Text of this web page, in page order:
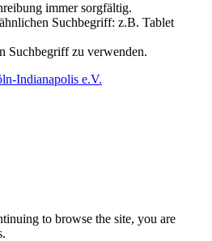
immer sorgfältig.
Suchbegriff: z.B. Tablet
Suchbegriff zu verwenden.
Indianapolis e.V.
to browse the site, you are